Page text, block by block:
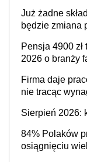
Już żadne
będzie zmiana
Pensja 4900
2026 o branży
Firma daje
nie tracąc
Sierpień 2026:
84% Polaków
osiągnięciu